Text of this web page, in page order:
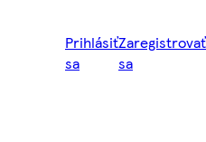
Prihlásiť
sa
Zaregistrovať
sa